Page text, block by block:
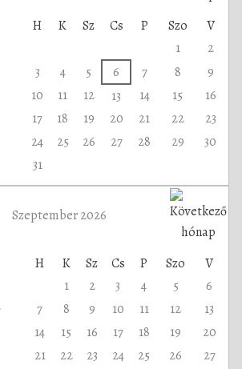
H K Sz Cs P Szo
V
1
2
3
4 5 6 7 8
9
10
11 12 13 14 15
16
17
18 19 20 21 22
23
24
25 26 27 28 29
30
31
Szeptember 2026
H K Sz Cs P Szo
V
1
2 3 4 5
6
7
8 9 10 11 12
13
14
15 16 17 18 19
20
21
22 23 24 25 26
27